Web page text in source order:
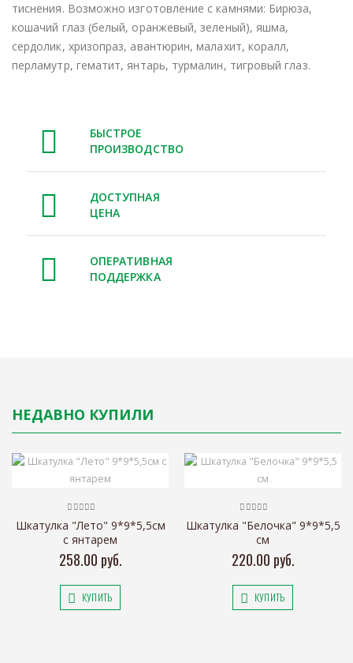
тиснения. Возможно изготовление с камнями: Бирюза,
кошачий глаз (белый, оранжевый, зеленый), яшма,
сердолик, хризопраз, авантюрин, малахит, коралл,
перламутр, гематит, янтарь, турмалин, тигровый глаз.
БЫСТРОЕ
ПРОИЗВОДСТВО
ДОСТУПНАЯ
ЦЕНА
ОПЕРАТИВНАЯ
ПОДДЕРЖКА
НЕДАВНО КУПИЛИ
Шкатулка "Лето" 9*9*5,5см
с янтарем
258.00 руб.
КУПИТЬ
Шкатулка "Белочка" 9*9*5,5
см
220.00 руб.
КУПИТЬ